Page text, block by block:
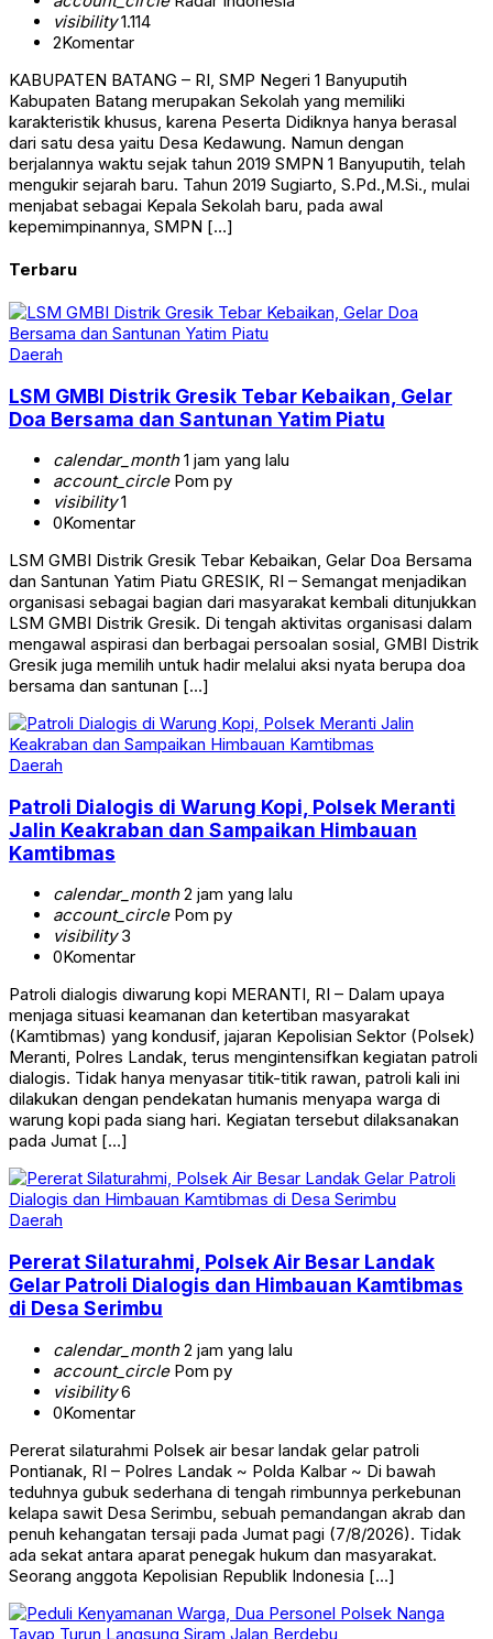
visibility1.114
2Komentar
KABUPATEN BATANG – RI, SMP Negeri 1 Banyuputih
Kabupaten Batang merupakan Sekolah yang memiliki
karakteristik khusus, karena Peserta Didiknya hanya berasal
dari satu desa yaitu Desa Kedawung. Namun dengan
berjalannya waktu sejak tahun 2019 SMPN 1 Banyuputih, telah
mengukir sejarah baru. Tahun 2019 Sugiarto, S.Pd.,M.Si., mulai
menjabat sebagai Kepala Sekolah baru, pada awal
kepemimpinannya, SMPN […]
Terbaru
Daerah
LSM GMBI Distrik Gresik Tebar Kebaikan, Gelar
Doa Bersama dan Santunan Yatim Piatu
calendar_month1 jam yang lalu
account_circlePom py
visibility1
0Komentar
LSM GMBI Distrik Gresik Tebar Kebaikan, Gelar Doa Bersama
dan Santunan Yatim Piatu GRESIK, RI – Semangat menjadikan
organisasi sebagai bagian dari masyarakat kembali ditunjukkan
LSM GMBI Distrik Gresik. Di tengah aktivitas organisasi dalam
mengawal aspirasi dan berbagai persoalan sosial, GMBI Distrik
Gresik juga memilih untuk hadir melalui aksi nyata berupa doa
bersama dan santunan […]
Daerah
Patroli Dialogis di Warung Kopi, Polsek Meranti
Jalin Keakraban dan Sampaikan Himbauan
Kamtibmas
calendar_month2 jam yang lalu
account_circlePom py
visibility3
0Komentar
Patroli dialogis diwarung kopi MERANTI, RI – Dalam upaya
menjaga situasi keamanan dan ketertiban masyarakat
(Kamtibmas) yang kondusif, jajaran Kepolisian Sektor (Polsek)
Meranti, Polres Landak, terus mengintensifkan kegiatan patroli
dialogis. Tidak hanya menyasar titik-titik rawan, patroli kali ini
dilakukan dengan pendekatan humanis menyapa warga di
warung kopi pada siang hari. Kegiatan tersebut dilaksanakan
pada Jumat […]
Daerah
Pererat Silaturahmi, Polsek Air Besar Landak
Gelar Patroli Dialogis dan Himbauan Kamtibmas
di Desa Serimbu
calendar_month2 jam yang lalu
account_circlePom py
visibility6
0Komentar
Pererat silaturahmi Polsek air besar landak gelar patroli
Pontianak, RI – Polres Landak ~ Polda Kalbar ~ Di bawah
teduhnya gubuk sederhana di tengah rimbunnya perkebunan
kelapa sawit Desa Serimbu, sebuah pemandangan akrab dan
penuh kehangatan tersaji pada Jumat pagi (7/8/2026). Tidak
ada sekat antara aparat penegak hukum dan masyarakat.
Seorang anggota Kepolisian Republik Indonesia […]